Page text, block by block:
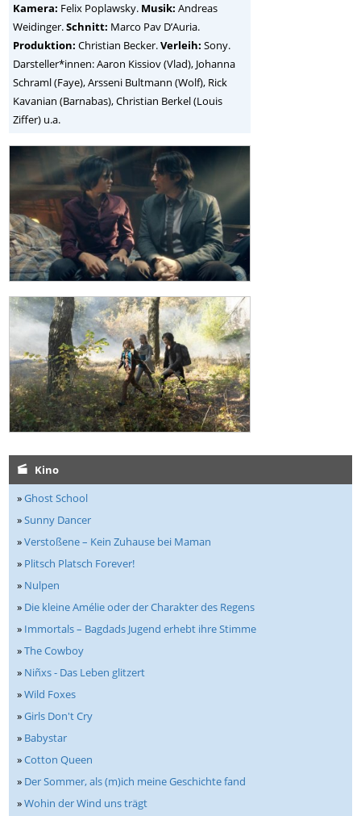
Kamera: Felix Poplawsky. Musik: Andreas
Weidinger.Schnitt: Marco Pav D’Auria.
Produktion: Christian Becker.Verleih: Sony.
Darsteller*innen: Aaron Kissiov (Vlad), Johanna
Schraml (Faye), Arsseni Bultmann (Wolf), Rick
Kavanian (Barnabas), Christian Berkel (Louis
Ziffer) u.a.
Kino
»Ghost School
»Sunny Dancer
»Verstoßene – Kein Zuhause bei Maman
» Plitsch Platsch Forever!
» Nulpen
» Die kleine Amélie oder der Charakter des Regens
» Immortals – Bagdads Jugend erhebt ihre Stimme
»The Cowboy
» Niñxs - Das Leben glitzert
»Wild Foxes
»Girls Don't Cry
» Babystar
»Cotton Queen
» Der Sommer, als (m)ich meine Geschichte fand
»Wohin der Wind uns trägt